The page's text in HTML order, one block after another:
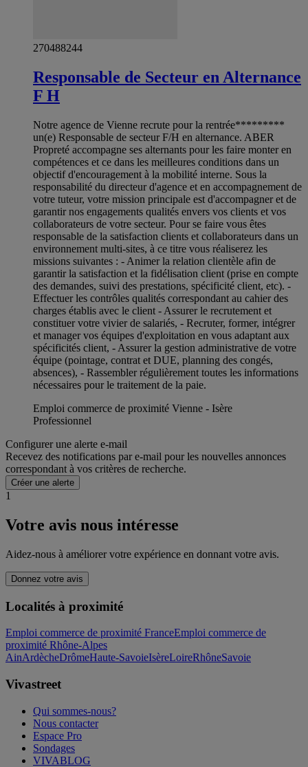
270488244
Responsable de Secteur en Alternance
F H
Notre agence de Vienne recrute pour la rentrée*********
un(e) Responsable de secteur F/H en alternance. ABER
Propreté accompagne ses alternants pour les faire monter en
compétences et ce dans les meilleures conditions dans un
objectif d'encouragement à la mobilité interne. Sous la
responsabilité du directeur d'agence et en accompagnement de
votre tuteur, votre mission principale est d'accompagner et de
garantir nos engagements qualités envers vos clients et vos
collaborateurs de votre secteur. Pour se faire vous êtes
responsable de la satisfaction clients et collaborateurs dans un
environnement multi-sites, à ce titre vous réaliserez les
missions suivantes : - Animer la relation clientèle afin de
garantir la satisfaction et la fidélisation client (prise en compte
des demandes, suivi des prestations, spécificité client, etc). -
Effectuer les contrôles qualités correspondant au cahier des
charges établis avec le client - Assurer le recrutement et
constituer votre vivier de salariés, - Recruter, former, intégrer
et manager vos équipes d'exploitation en vous adaptant aux
spécificités client, - Assurer la gestion administrative de votre
équipe (pointage, contrat et DUE, planning des congés,
absences), - Rassembler régulièrement toutes les informations
nécessaires pour le traitement de la paie.
Emploi commerce de proximité Vienne - Isère
Professionnel
Configurer une alerte e-mail
Recevez des notifications par e-mail pour les nouvelles annonces
correspondant à vos critères de recherche.
Créer une alerte
1
Votre avis nous intéresse
Aidez-nous à améliorer votre expérience en donnant votre avis.
Donnez votre avis
Localités à proximité
Emploi commerce de proximité FranceEmploi commerce de
proximité Rhône-Alpes
AinArdècheDrômeHaute-SavoieIsèreLoireRhôneSavoie
Vivastreet
Qui sommes-nous?
Nous contacter
Espace Pro
Sondages
VIVABLOG